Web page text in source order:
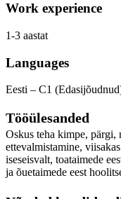
Work experience
1-3 aastat
Languages
Eesti – C1
Tööülesanded
Oskus teha kimpe,
ettevalmistamine,
iseseisvalt, toataimede
ja õuetaimede eest